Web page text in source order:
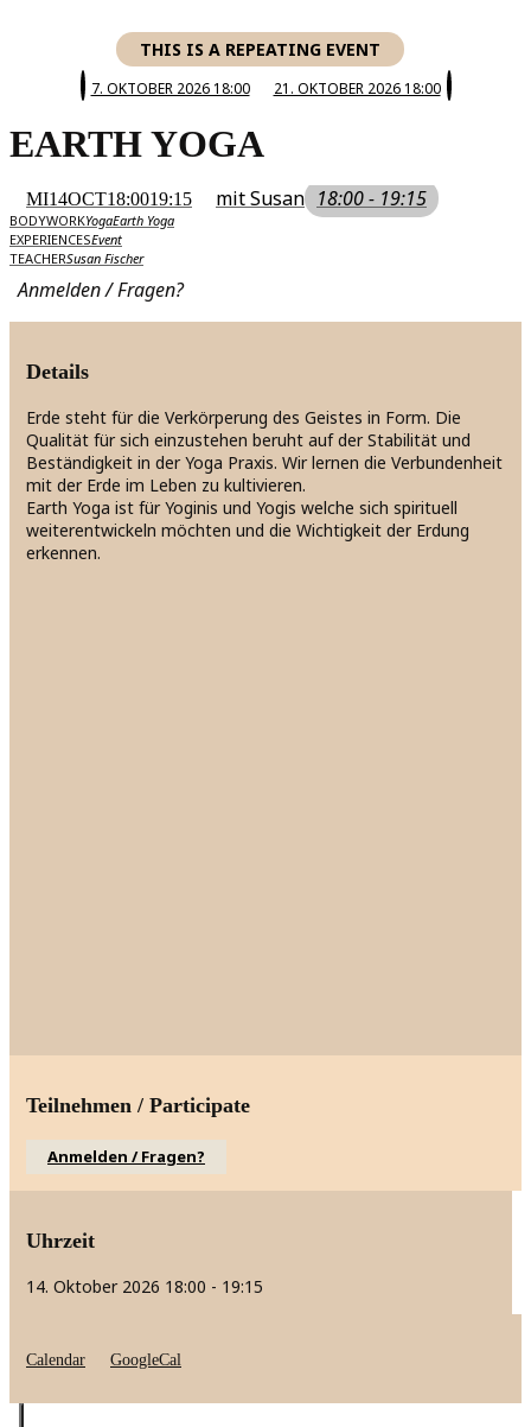
THIS IS A REPEATING EVENT
7. OKTOBER 2026 18:00 21. OKTOBER 2026 18:00
EARTH YOGA
MI14OCT18:0019:15 mit Susan 18:00 - 19:15
BODYWORKYogaEarth Yoga
EXPERIENCESEvent
TEACHERSusan Fischer
Anmelden / Fragen?
Details
Erde steht für die Verkörperung des Geistes in Form. Die
Qualität für sich einzustehen beruht auf der Stabilität und
Beständigkeit in der Yoga Praxis. Wir lernen die Verbundenheit
mit der Erde im Leben zu kultivieren.
Earth Yoga ist für Yoginis und Yogis welche sich spirituell
weiterentwickeln möchten und die Wichtigkeit der Erdung
erkennen.
Teilnehmen / Participate
Anmelden / Fragen?
Uhrzeit
14. Oktober 2026 18:00 - 19:15
Calendar GoogleCal